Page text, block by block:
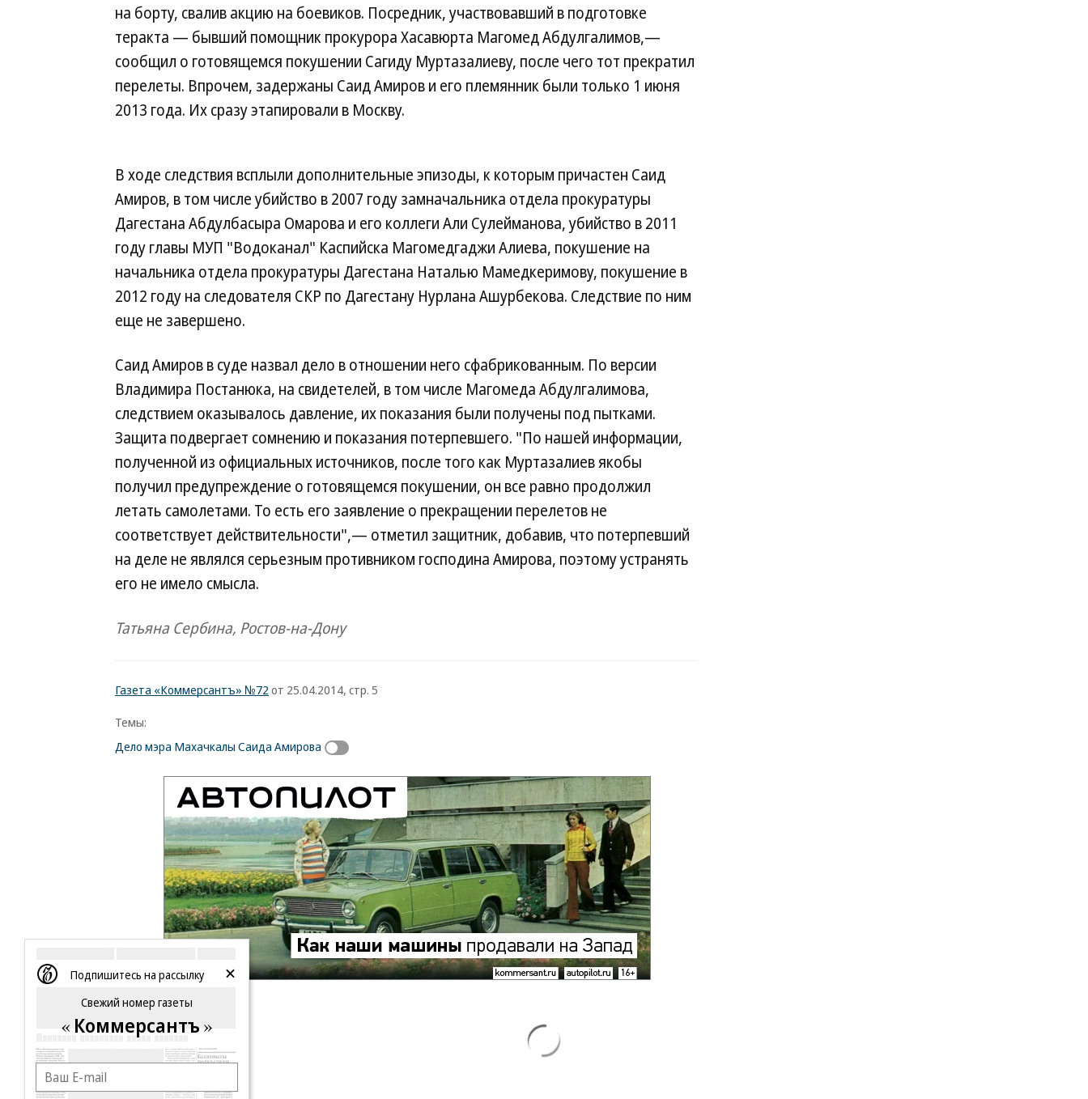
на борту, свалив акцию на боевиков. Посредник, участвовавший в подготовке
теракта — бывший помощник прокурора Хасавюрта Магомед Абдулгалимов,—
сообщил о готовящемся покушении Сагиду Муртазалиеву, после чего тот прекратил
перелеты. Впрочем, задержаны Саид Амиров и его племянник были только 1 июня
2013 года. Их сразу этапировали в Москву.
В ходе следствия всплыли дополнительные эпизоды, к которым причастен Саид
Амиров, в том числе убийство в 2007 году замначальника отдела прокуратуры
Дагестана Абдулбасыра Омарова и его коллеги Али Сулейманова, убийство в 2011
году главы МУП "Водоканал" Каспийска Магомедгаджи Алиева, покушение на
начальника отдела прокуратуры Дагестана Наталью Мамедкеримову, покушение в
2012 году на следователя СКР по Дагестану Нурлана Ашурбекова. Следствие по ним
еще не завершено.
Саид Амиров в суде назвал дело в отношении него сфабрикованным. По версии
Владимира Постанюка, на свидетелей, в том числе Магомеда Абдулгалимова,
следствием оказывалось давление, их показания были получены под пытками.
Защита подвергает сомнению и показания потерпевшего. "По нашей информации,
полученной из официальных источников, после того как Муртазалиев якобы
получил предупреждение о готовящемся покушении, он все равно продолжил
летать самолетами. То есть его заявление о прекращении перелетов не
соответствует действительности",— отметил защитник, добавив, что потерпевший
на деле не являлся серьезным противником господина Амирова, поэтому устранять
его не имело смысла.
Татьяна Сербина, Ростов-на-Дону
Газета «Коммерсантъ» №72 от 25.04.2014, стр. 5
Темы:
Дело мэра Махачкалы Саида Амирова
Подпишитесь на рассылку
Свежий номер газеты
Коммерсантъ